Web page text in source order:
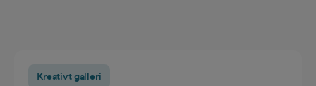
Kreativt galleri